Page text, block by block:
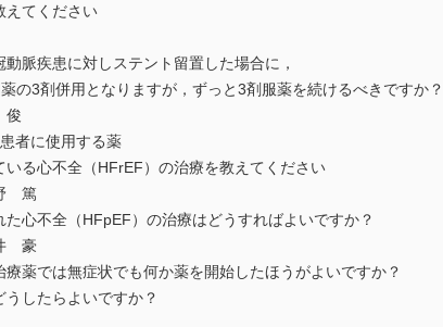
てください
脈疾患に対しステント留置した場合に，
の3剤併用となりますが，ずっと3剤服薬を続けるべきですか？
者に使用する薬
いる心不全（HFrEF）の治療を教えてください
篤
た心不全（HFpEF）の治療はどうすればよいですか？
豪
療薬では無症状でも何か薬を開始したほうがよいですか？
したらよいですか？